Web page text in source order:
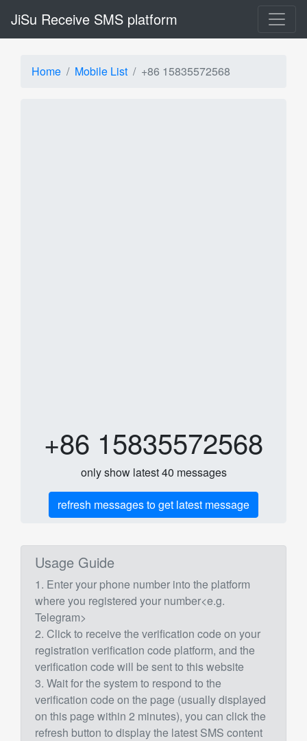
JiSu Receive SMS platform
Home Mobile List +86 15835572568
+86 15835572568
only show latest 40 messages
refresh messages to get latest message
Usage Guide
1. Enter your phone number into the platform
where you registered your number<e.g.
Telegram>
2. Click to receive the verification code on your
registration verification code platform, and the
verification code will be sent to this website
3. Wait for the system to respond to the
verification code on the page (usually displayed
on this page within 2 minutes), you can click the
refresh button to display the latest SMS content